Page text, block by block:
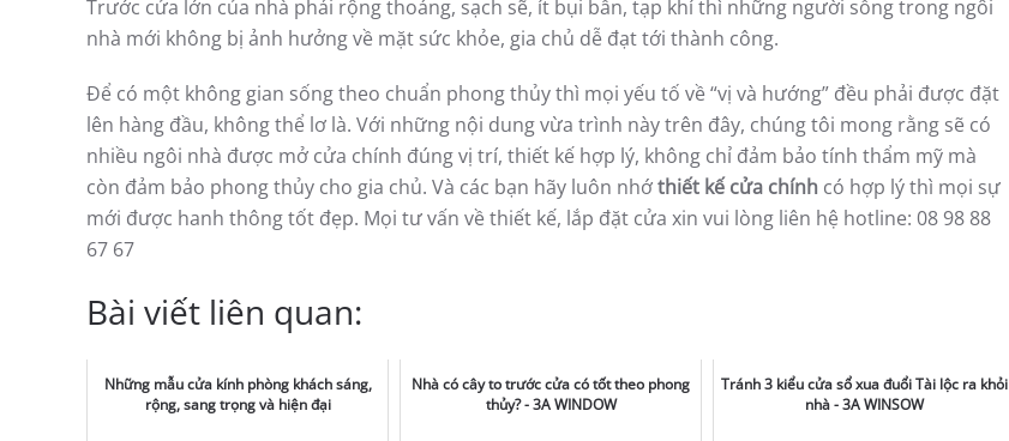
Trước cửa lớn của nhà phải rộng thoáng, sạch sẽ, ít bụi bẩn, tạp khí thì những người sống trong ngôi
nhà mới không bị ảnh hưởng về mặt sức khỏe, gia chủ dễ đạt tới thành công.
Để có một không gian sống theo chuẩn phong thủy thì mọi yếu tố về “vị và hướng” đều phải được đặt
lên hàng đầu, không thể lơ là. Với những nội dung vừa trình này trên đây, chúng tôi mong rằng sẽ có
nhiều ngôi nhà được mở cửa chính đúng vị trí, thiết kế hợp lý, không chỉ đảm bảo tính thẩm mỹ mà
còn đảm bảo phong thủy cho gia chủ. Và các bạn hãy luôn nhớthiết kế cửa chính có hợp lý thì mọi sự
mới được hanh thông tốt đẹp. Mọi tư vấn về thiết kế, lắp đặt cửa xin vui lòng liên hệ hotline: 08 98 88
67 67
Bài viết liên quan:
Những mẫu cửa kính phòng khách sáng,
rộng, sang trọng và hiện đại
Nhà có cây to trước cửa có tốt theo phong
thủy? - 3A WINDOW
Tránh 3 kiểu cửa sổ xua đuổi Tài lộc ra khỏi
nhà - 3A WINSOW